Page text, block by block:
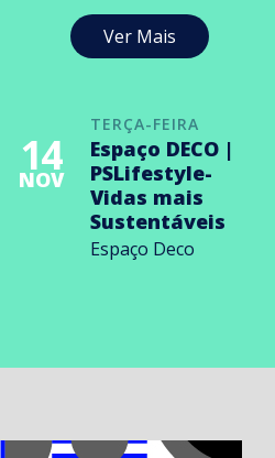
Ver Mais
TERÇA-FEIRA
14
NOV
Espaço DECO |
PSLifestyle-
Vidas mais
Sustentáveis
Espaço Deco